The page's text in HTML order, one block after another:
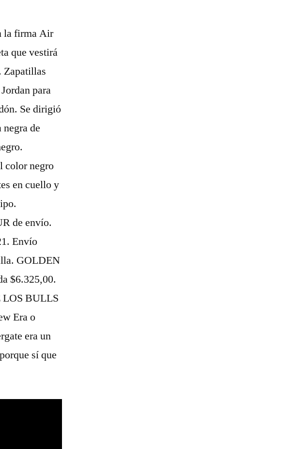
la firma Air
que vestirá
Zapatillas
para
Se dirigió
de
color negro
en cuello y
de envío.
Envío
GOLDEN
$6.325,00.
BULLS
Era o
era un
sí que